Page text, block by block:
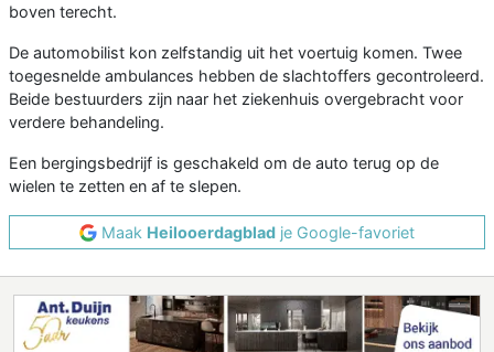
boven terecht.
De automobilist kon zelfstandig uit het voertuig komen. Twee
toegesnelde ambulances hebben de slachtoffers gecontroleerd.
Beide bestuurders zijn naar het ziekenhuis overgebracht voor
verdere behandeling.
Een bergingsbedrijf is geschakeld om de auto terug op de
wielen te zetten en af te slepen.
Maak Heilooerdagblad je Google-favoriet